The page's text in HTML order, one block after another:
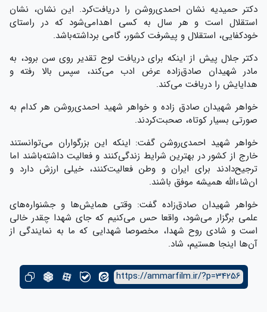
دکتر حمیدیه نشان احمدی‌روشن را دریافت‌کرد. این نشان، نشان
استقلال است و هر سال به کسی اهدامی‌شود که در راستای
خودکفایی، استقلال و پیشرفت کشور، گامی برداشته‌باشد.
دکتر جلال پیش از اینکه برای دریافت لوح تقدیر روی سن برود، به
مادر شهیدان صادق‌زاده عرض ادب می‌کند، سپس بالا رفته و
هدایایش را دریافت می‌کند.
خواهر شهیدان صادق زاده و خواهر شهید احمدی‌روشن هر کدام به
صورتی بسیار کوتاه، صحبت‌کردند.
خواهر شهید احمدی‌روشن گفت: اینکه این بزرگواران می‌توانستند
خارج از کشور در بهترین شرایط زندگی‌کنند و فعالیت داشته‌باشند اما
ترجیح‌دادند برای ایران و وطن فعالیت‌کنند، خیلی ارزش دارد و
ان‌شاءالله همیشه موفق باشند.
خواهر شهیدان صادق‌زاده گفت: وقتی همایش‌ها و جشنواره‌های
علمی برگزار می‌شود، واقعا حس می‌کنیم که جای شهدا چقدر خالی
است و شادی روح شهدا، مخصوصا شهدایی که ما به نمایندگی از
آن‌ها اینجا هستیم، شاد.
https://ammarfilm.ir/?p=34256